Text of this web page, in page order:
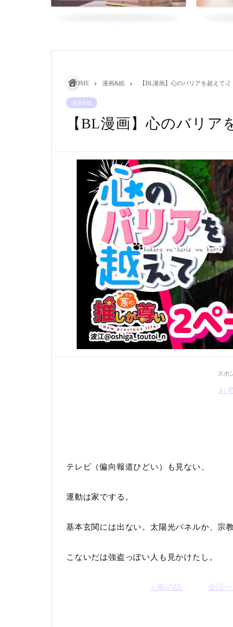
HOME 漫画&絵 【BL漫画】心のバリアを超えて-2
漫画&絵
【BL漫画】心のバリア
スポ
お
テレビ（偏向報道ひどい）も見ない、
運動は家でする。
基本玄関には出ない。太陽光パネルか、宗
こないだは強盗っぽい人も見かけたし。
＜前の話 全話